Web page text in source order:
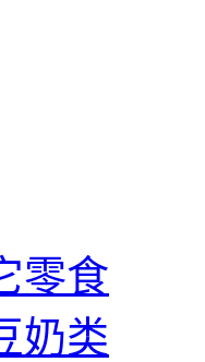
零食
奶类